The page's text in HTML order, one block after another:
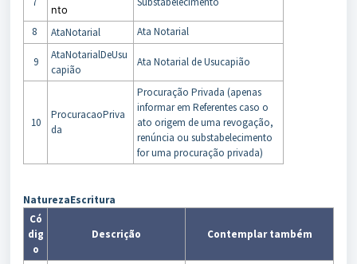
nto
8 AtaNotarial Ata Notarial
9
AtaNotarialDeUsu
capião
Ata Notarial de Usucapião
10
ProcuracaoPriva
da
Procuração Privada (apenas
informar em Referentes caso o
ato origem de uma revogação,
renúncia ou substabelecimento
for uma procuração privada)
NaturezaEscritura
Có
dig
o
Descrição Contemplar também